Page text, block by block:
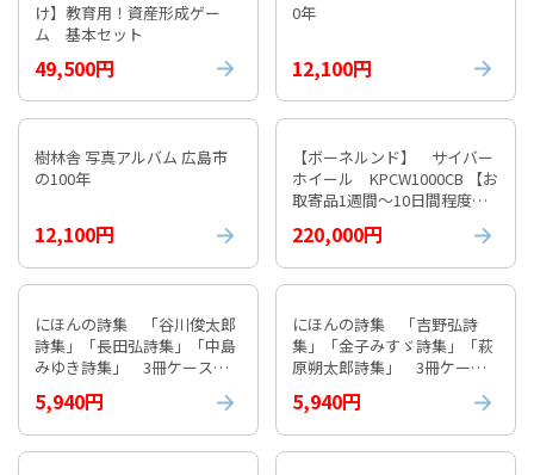
け】教育用！資産形成ゲー
ム 基本セット
49,500円
0年
12,100円
樹林舎 写真アルバム 広島市
の100年
12,100円
【ボーネルンド】 サイバー
ホイール KPCW1000CB 【お
取寄品1週間～10日間程度か
かります】 紹介動画付
220,000円
にほんの詩集 「谷川俊太郎
詩集」「長田弘詩集」「中島
みゆき詩集」 3冊ケース入
5,940円
にほんの詩集 「吉野弘詩
集」「金子みすゞ詩集」「萩
原朔太郎詩集」 3冊ケース
入り⓶
5,940円